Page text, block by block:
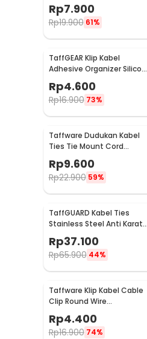
PCS - LP124
Rp7.900
Rp19.900 61%
TaffGEAR Klip Kabel
Adhesive Organizer Silicone
Cable Clip 3 Slot - KR-8006
Rp4.600
Rp16.900 73%
Taffware Dudukan Kabel
Ties Tie Mount Cord
Organizer M3 100PCS - HC-1
Rp9.600
Rp22.900 59%
TaffGUARD Kabel Ties
Stainless Steel Anti Karat
Multifungsi 100 PCS
4.6x450mm - IF10
Rp37.100
Rp65.900 44%
Taffware Klip Kabel Cable
Clip Round Wire
100PCS 7mm - YQ801
Rp4.400
Rp16.900 74%